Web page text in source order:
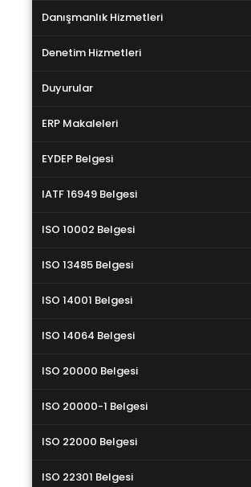
Danışmanlık Hizmetleri
Denetim Hizmetleri
Duyurular
ERP Makaleleri
EYDEP Belgesi
IATF 16949 Belgesi
ISO 10002 Belgesi
ISO 13485 Belgesi
ISO 14001 Belgesi
ISO 14064 Belgesi
ISO 20000 Belgesi
ISO 20000-1 Belgesi
ISO 22000 Belgesi
ISO 22301 Belgesi